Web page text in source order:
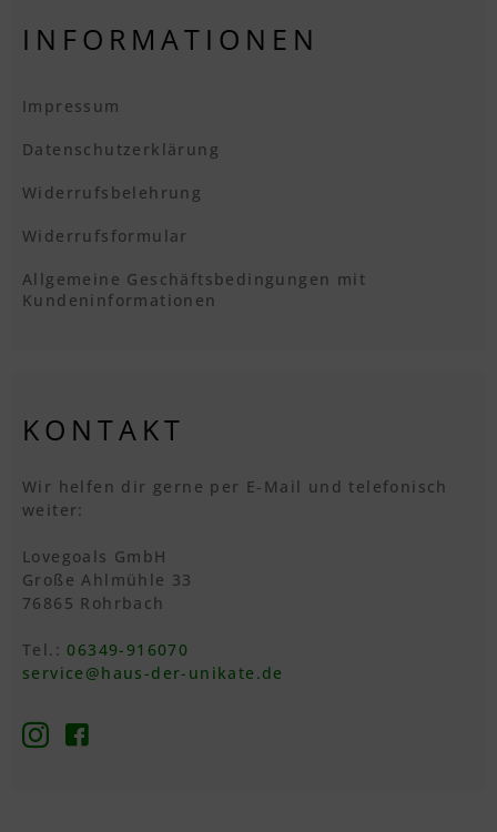
INFORMATIONEN
Impressum
Datenschutzerklärung
Widerrufsbelehrung
Widerrufsformular
Allgemeine Geschäftsbedingungen mit
Kundeninformationen
KONTAKT
Wir helfen dir gerne per E-Mail und telefonisch
weiter:
Lovegoals GmbH
Große Ahlmühle 33
76865 Rohrbach
Tel.:06349-916070
service@haus-der-unikate.de